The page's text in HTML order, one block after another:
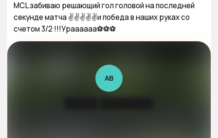
MCL забиваю решающий гол головой на последней
секунде матча ✌️✌️✌️✌️✌️и победа в наших руках со
счетом 3/2 !!!Ураааааа⚽️⚽️⚽️
АВ